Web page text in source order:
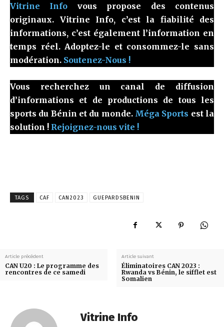
Vitrine Info vous propose des contenus
originaux. Vitrine Info, c’est la fiabilité des
informations, c’est également l’information en
temps réel. Adoptez-le et consommez-le sans
modération. Soutenez-Nous !
Vous recherchez un canal de diffusion
d’informations et de productions de tous les
sports du Bénin et du monde. Méga Sports est la
solution ! Rejoignez-nous vite !
TAGS CAF CAN2023 GUEPARDSBENIN
Article précédent
CAN U20 : Le programme des
rencontres de ce samedi
Article suivant
Éliminatoires CAN 2023 :
Rwanda vs Bénin, le sifflet est
Somalien
Vitrine Info